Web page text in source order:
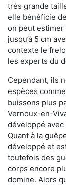
très grande
elle bénéficie de
on peut estimer
jusqu’à 5 cm
contexte le
les experts du
Cependant, ils
espèces
buissons plus
Vernoux-en-
développé
Quant à la
développé et
toutefois des
corps encore
domine. Alors